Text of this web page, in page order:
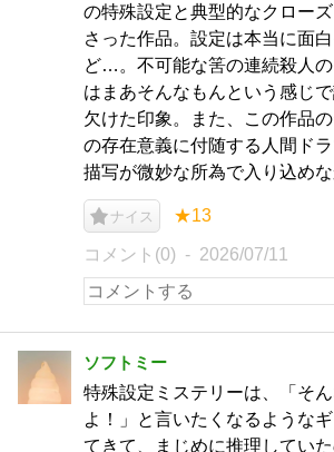
の特殊設定と典型的なクロー
さった作品。設定は本当に面
ど…。不可能な筈の連続殺人
はまあそんなもんという感じ
欠けた印象。また、この作品
の存在意義に付随する人間ド
描写が微妙な所為で入り込めな
ナイス ★13
コメント(0) 2026/07/11
ソフトミー
特殊設定ミステリーは、「そ
よ！」と言いたくなるような
てきて、まじめに推理してい